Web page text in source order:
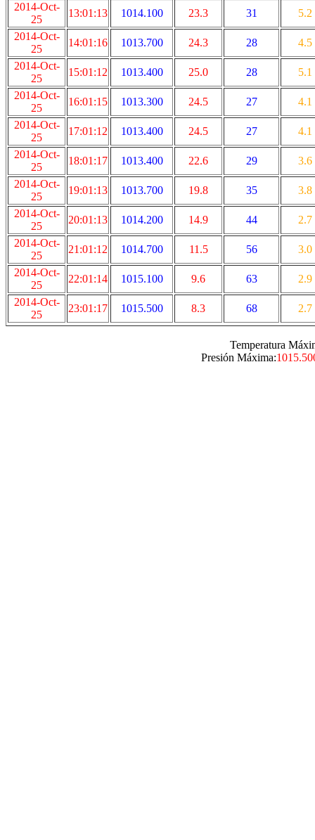
2014-Oct-
25
13:01:13 1014.100 23.3 31
5.2
2014-Oct-
25
14:01:16 1013.700 24.3 28
4.5
2014-Oct-
25
15:01:12 1013.400 25.0 28
5.1
2014-Oct-
25
16:01:15 1013.300 24.5 27
4.1
2014-Oct-
25
17:01:12 1013.400 24.5 27
4.1
2014-Oct-
25
18:01:17 1013.400 22.6 29
3.6
2014-Oct-
25
19:01:13 1013.700 19.8 35
3.8
2014-Oct-
25
20:01:13 1014.200 14.9 44
2.7
2014-Oct-
25
21:01:12 1014.700 11.5 56
3.0
2014-Oct-
25
22:01:14 1015.100 9.6 63
2.9
2014-Oct-
25
23:01:17 1015.500 8.3 68 2.7
Temperatura
Presión Máxima: